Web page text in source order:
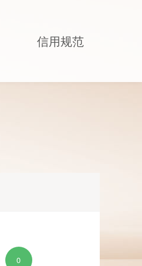
信用规范
0